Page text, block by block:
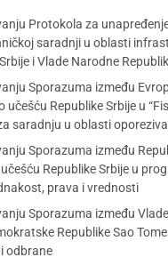
Protokola za
saradnji u oblasti
i Vlade Narodne
Sporazuma između
učešću Republike Srbije u
saradnju u oblasti
Sporazuma između
Republike Srbije u
prava i vrednosti
Sporazuma između
Republike Sao
odbrane